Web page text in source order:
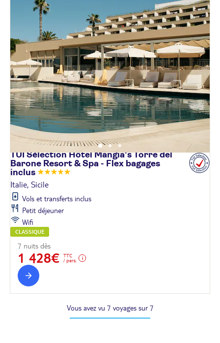
TUI Sélection Hôtel Mangia's Torre del
Barone Resort & Spa - Flex bagages
inclus
Italie, Sicile
Vols et transferts inclus
Petit déjeuner
Wifi
CLASSIQUE
7 nuits dès
1 428€
TTC
/ pers.
Vous avez vu 7 voyages sur 7